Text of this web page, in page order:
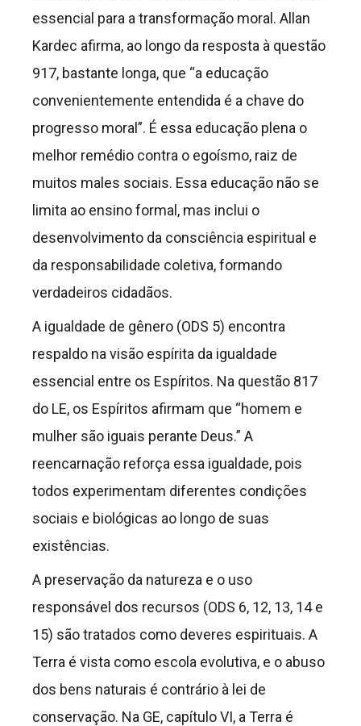
essencial para a transformação moral. Allan
Kardec afirma, ao longo da resposta à questão
917, bastante longa, que “a educação
convenientemente entendida é a chave do
progresso moral”. É essa educação plena o
melhor remédio contra o egoísmo, raiz de
muitos males sociais. Essa educação não se
limita ao ensino formal, mas inclui o
desenvolvimento da consciência espiritual e
da responsabilidade coletiva, formando
verdadeiros cidadãos.
A igualdade de gênero (ODS 5) encontra
respaldo na visão espírita da igualdade
essencial entre os Espíritos. Na questão 817
do LE, os Espíritos afirmam que “homem e
mulher são iguais perante Deus.” A
reencarnação reforça essa igualdade, pois
todos experimentam diferentes condições
sociais e biológicas ao longo de suas
existências.
A preservação da natureza e o uso
responsável dos recursos (ODS 6, 12, 13, 14 e
15) são tratados como deveres espirituais. A
Terra é vista como escola evolutiva, e o abuso
dos bens naturais é contrário à lei de
conservação. Na GE, capítulo VI, a Terra é